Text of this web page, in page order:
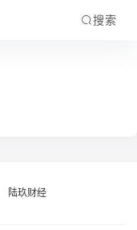
搜索
陆玖财经